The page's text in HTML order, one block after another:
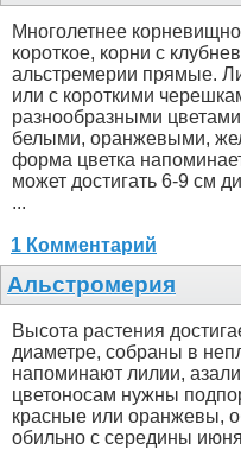
Многолетнее
короткое, корни с
альстремерии прямые.
или с короткими
разнообразными
белыми, оранжевыми,
форма цветка
может достигать 6-9 см
...
1 Комментарий
Альстромерия
Высота растения
диаметре, собраны в
напоминают лилии,
цветоносам нужны
красные или оранжевы,
обильно с середины